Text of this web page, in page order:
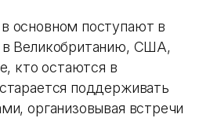
основном поступают в
в Великобританию, США,
кто остаются в
поддерживать
организовывая встречи